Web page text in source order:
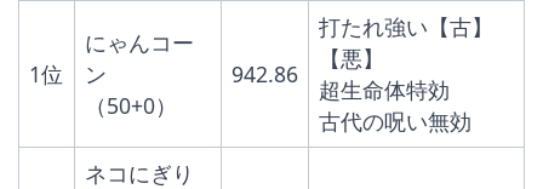
1位
にゃんコー
ン
（50+0）
942.86
打たれ強い【古】
【悪】
超生命体特効
古代の呪い無効
ネコにぎり